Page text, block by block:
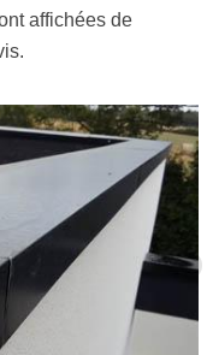
affichées de